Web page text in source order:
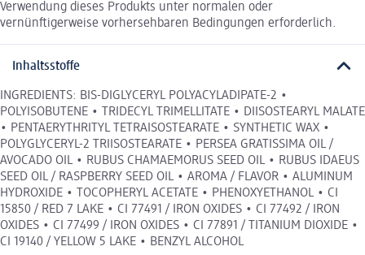
Verwendung dieses Produkts unter normalen oder
vernünftigerweise vorhersehbaren Bedingungen erforderlich.
Inhaltsstoffe
INGREDIENTS: BIS-DIGLYCERYL POLYACYLADIPATE-2 •
POLYISOBUTENE • TRIDECYL TRIMELLITATE • DIISOSTEARYL MALATE
• PENTAERYTHRITYL TETRAISOSTEARATE • SYNTHETIC WAX •
POLYGLYCERYL-2 TRIISOSTEARATE • PERSEA GRATISSIMA OIL /
AVOCADO OIL • RUBUS CHAMAEMORUS SEED OIL • RUBUS IDAEUS
SEED OIL / RASPBERRY SEED OIL • AROMA / FLAVOR • ALUMINUM
HYDROXIDE • TOCOPHERYL ACETATE • PHENOXYETHANOL • CI
15850 / RED 7 LAKE • CI 77491 / IRON OXIDES • CI 77492 / IRON
OXIDES • CI 77499 / IRON OXIDES • CI 77891 / TITANIUM DIOXIDE •
CI 19140 / YELLOW 5 LAKE • BENZYL ALCOHOL